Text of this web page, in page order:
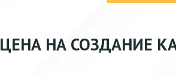
ЦЕНА НА СОЗДАНИЕ